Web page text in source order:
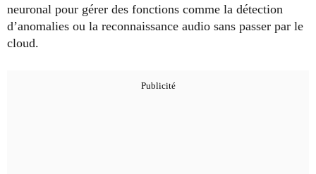
neuronal pour gérer des fonctions comme la détection
d’anomalies ou la reconnaissance audio sans passer par le
cloud.